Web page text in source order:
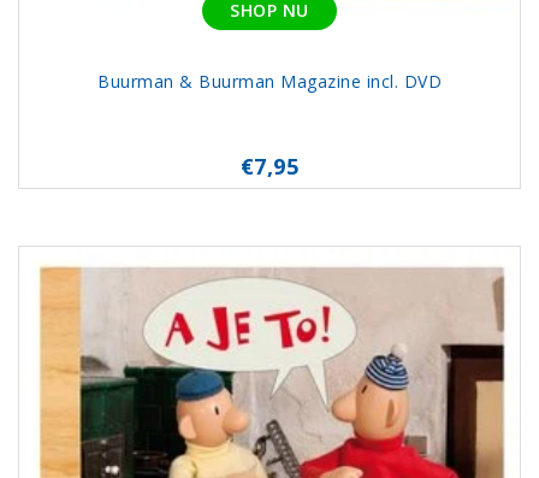
SHOP NU
Buurman & Buurman Magazine incl. DVD
€7,95